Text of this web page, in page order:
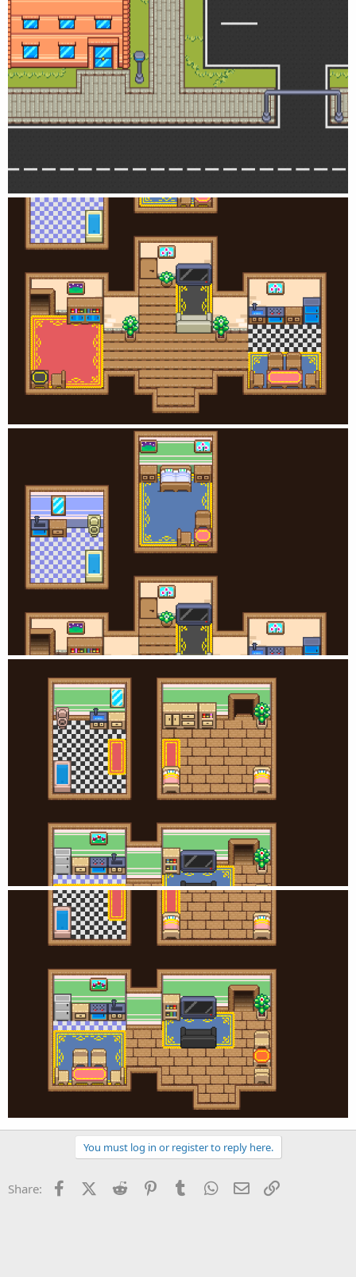
You must log in or register to reply here.
Share: FacebookX (Twitter)
Reddit PinterestTumblr WhatsApp
Eメール